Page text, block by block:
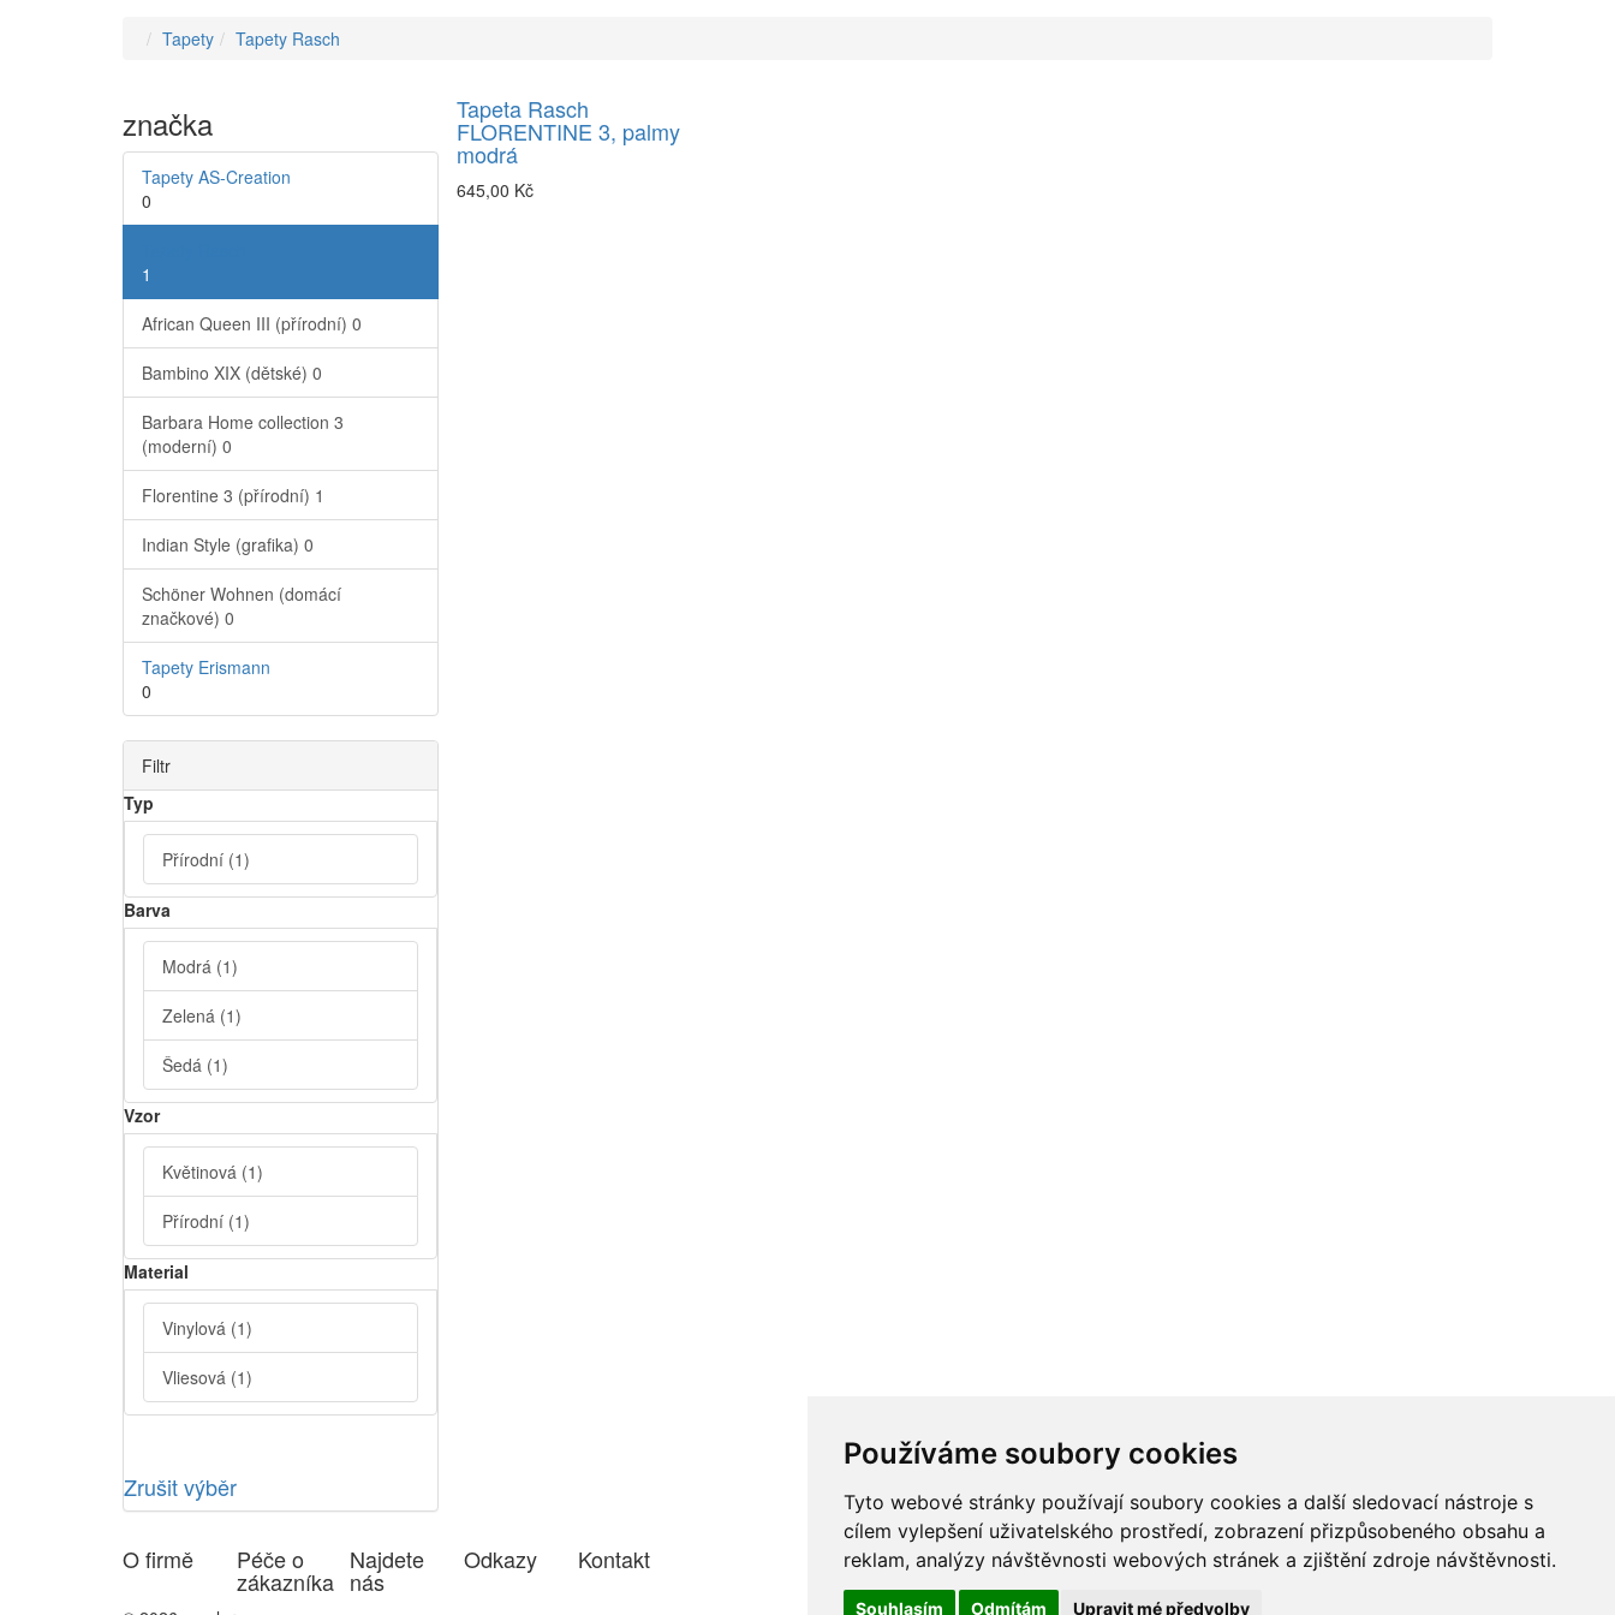
Používáme soubory cookies
Tyto webové stránky používají soubory cookies a další sledovací nástroje s
cílem vylepšení uživatelského prostředí, zobrazení přizpůsobeného obsahu a
reklam, analýzy návštěvnosti webových stránek a zjištění zdroje návštěvnosti.
Souhlasím Odmítám Upravit mé předvolby
Tapety Tapety Rasch
značka
Tapety AS-Creation
0
1
African Queen III (přírodní) 0
Bambino XIX (dětské) 0
Barbara Home collection 3
(moderní) 0
Florentine 3 (přírodní) 1
Indian Style (grafika) 0
Schöner Wohnen (domácí
značkové) 0
Tapety Erismann
0
Filtr
Typ
Přírodní (1)
Barva
Modrá (1)
Zelená (1)
Šedá (1)
Vzor
Květinová (1)
Přírodní (1)
Material
Vinylová (1)
Vliesová (1)
Zrušit výběr
Tapeta Rasch
FLORENTINE 3, palmy
modrá
645,00 Kč
O firmě Péče o
zákazníka
Najdete
nás
Odkazy Kontakt